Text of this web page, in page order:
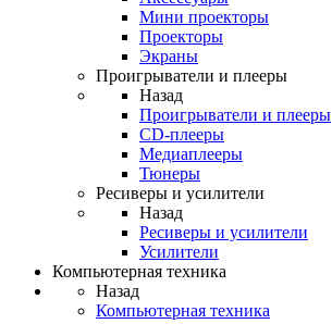
Мини проекторы
Проекторы
Экраны
Проигрыватели и плееры
Назад
Проигрыватели и плееры
CD-плееры
Медиаплееры
Тюнеры
Ресиверы и усилители
Назад
Ресиверы и усилители
Усилители
Компьютерная техника
Назад
Компьютерная техника